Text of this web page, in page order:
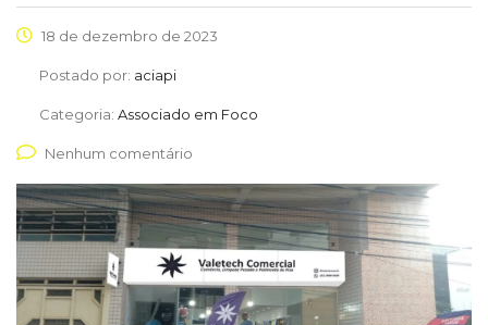
18 de dezembro de 2023
Postado por: aciapi
Categoria: Associado em Foco
Nenhum comentário